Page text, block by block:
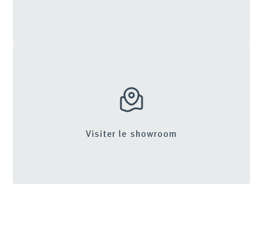
Visiter le showroom